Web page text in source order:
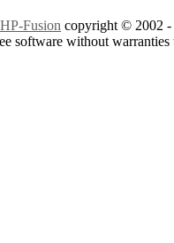
Fusion copyright © 2002 -
software without warranties